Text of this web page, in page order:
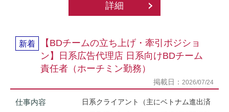
詳細
新着
【BDチームの立ち上げ・牽引ポジショ
ン】日系広告代理店 日系向けBDチーム
責任者（ホーチミン勤務）
掲載日： 2026/07/24
仕事内容
日系クライアント（主にベトナム進出済